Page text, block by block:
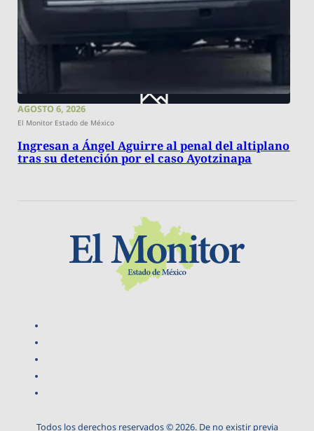
AGOSTO 6, 2026
El Monitor Estado de México
Ingresan a Ángel Aguirre al penal del altiplano
tras su detención por el caso Ayotzinapa
Todos los derechos reservados © 2026. De no existir previa